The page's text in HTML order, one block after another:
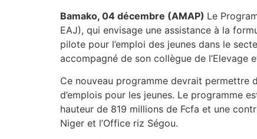
Bamako, 04 décembre (AMAP) Le
EAJ), qui envisage une assistance à la
pilote pour l’emploi des jeunes dans le
accompagné de son collègue de l’Elevage
Ce nouveau programme devrait permettre
d’emplois pour les jeunes. Le programme
hauteur de 819 millions de Fcfa et une
Niger et l’Office riz Ségou.